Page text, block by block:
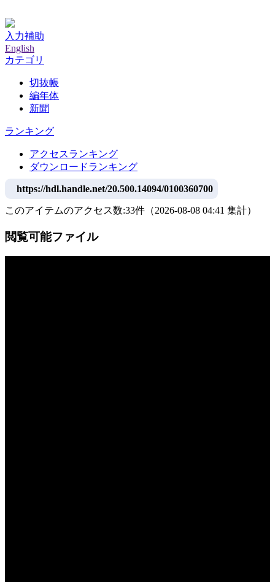
入力補助
English
カテゴリ
切抜帳
編年体
新聞
ランキング
アクセスランキング
ダウンロードランキング
https://hdl.handle.net/20.500.14094/0100360700
このアイテムのアクセス数:33件 （2026-08-08 04:41 集計）
閲覧可能ファイル